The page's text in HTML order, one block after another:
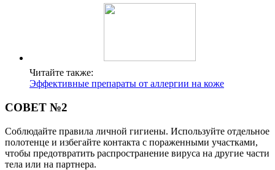
Читайте также:
Эффективные препараты от аллергии на коже
СОВЕТ №2
Соблюдайте правила личной гигиены. Используйте отдельное
полотенце и избегайте контакта с пораженными участками,
чтобы предотвратить распространение вируса на другие части
тела или на партнера.